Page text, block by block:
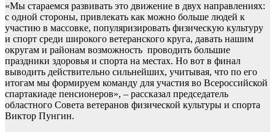
«Мы стараемся развивать это движение в двух направлениях:
с одной стороны, привлекать как можно больше людей к
участию в массовке, популяризировать физическую культуру
и спорт среди широкого ветеранского круга, давать нашим
округам и районам возможность проводить большие
праздники здоровья и спорта на местах. Но вот в финал
выводить действительно сильнейших, учитывая, что по его
итогам мы формируем команду для участия во Всероссийской
спартакиаде пенсионеров», – рассказал председатель
областного Совета ветеранов физической культуры и спорта
Виктор Пунгин.